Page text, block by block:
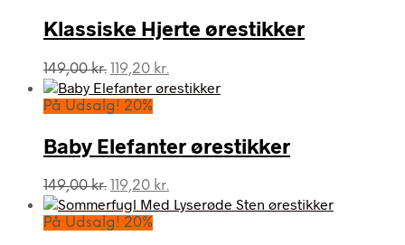
Klassiske Hjerte ørestikker
149,00kr. Den
oprindelige
pris
149,00 kr..
119,20 kr.
aktuelle
På Udsalg! 20%
Baby Elefanter ørestikker
149,00kr. Den
oprindelige
pris
119,20 kr.
aktuelle
På Udsalg! 20%